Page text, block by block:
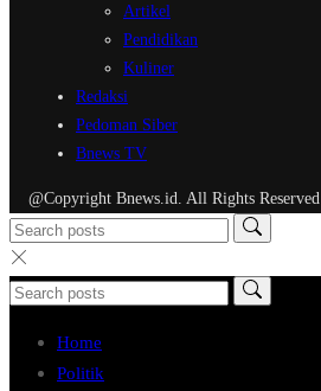
Artikel
Pendidikan
Kuliner
Redaksi
Pedoman Siber
Bnews TV
@Copyright Bnews.id. All Rights Reserved
Home
Politik